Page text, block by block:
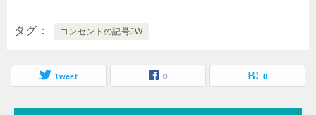
タグ コンセントの記号JW
Tweet 0 0